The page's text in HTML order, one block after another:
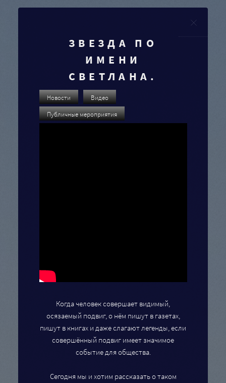
ЗВЕЗДА ПО
ИМЕНИ
СВЕТЛАНА.
Новости
Видео
Публичные мероприятия
Когда человек совершает видимый,
осязаемый подвиг, о нём пишут в газетах,
пишут в книгах и даже слагают легенды, если
совершённый подвиг имеет значимое
событие для общества.
Сегодня мы и хотим рассказать о таком